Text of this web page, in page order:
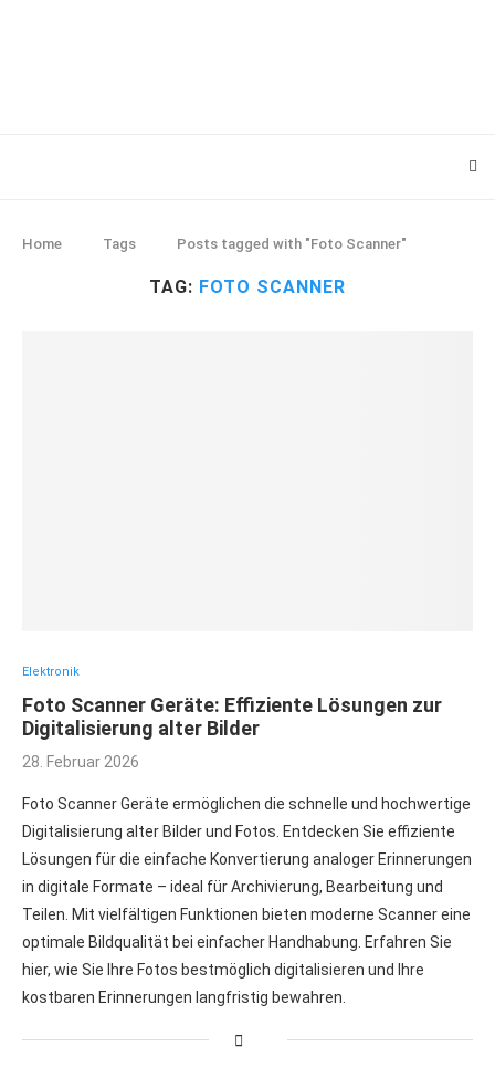
Home Tags Posts tagged with "Foto Scanner"
TAG: FOTO SCANNER
Elektronik
Foto Scanner Geräte: Effiziente Lösungen zur
Digitalisierung alter Bilder
28. Februar 2026
Foto Scanner Geräte ermöglichen die schnelle und hochwertige
Digitalisierung alter Bilder und Fotos. Entdecken Sie effiziente
Lösungen für die einfache Konvertierung analoger Erinnerungen
in digitale Formate – ideal für Archivierung, Bearbeitung und
Teilen. Mit vielfältigen Funktionen bieten moderne Scanner eine
optimale Bildqualität bei einfacher Handhabung. Erfahren Sie
hier, wie Sie Ihre Fotos bestmöglich digitalisieren und Ihre
kostbaren Erinnerungen langfristig bewahren.